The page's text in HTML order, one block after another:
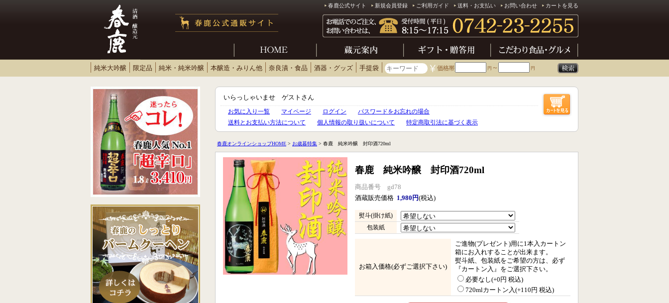
春鹿公式サイト 新規会員登録 ご利用ガイド 送料・お支払い お問い合わせ カートを見る
純米大吟醸 限定品 純米・純米吟醸 本醸造・みりん他 奈良漬・食品 酒器・グッズ 手提袋 円 ～ 円
いらっしゃいませ ゲストさん
お気に入り一覧 マイページ ログイン
パスワードをお忘れの場合
送料とお支払い方法について
個人情報の取り扱いについて 特定商取引法に基づく表示
春鹿オンラインショップHOME > お歳暮特集 > 春鹿 純米吟醸 封印酒720ml
春鹿 純米吟醸 封印酒720ml
商品番号 gd78
酒蔵販売価格 1,980円(税込)
熨斗(掛け紙)
包装紙
お箱入価格(必ずご選択下さい)
ご進物(プレゼント)用に1本入カートン
箱にお入れすることが出来ます。
熨斗紙、包装紙をご希望の方は、必ず
『カートン入』をご選択下さい。
必要なし(+0円 税込)
720mlカートン入(+110円 税込)